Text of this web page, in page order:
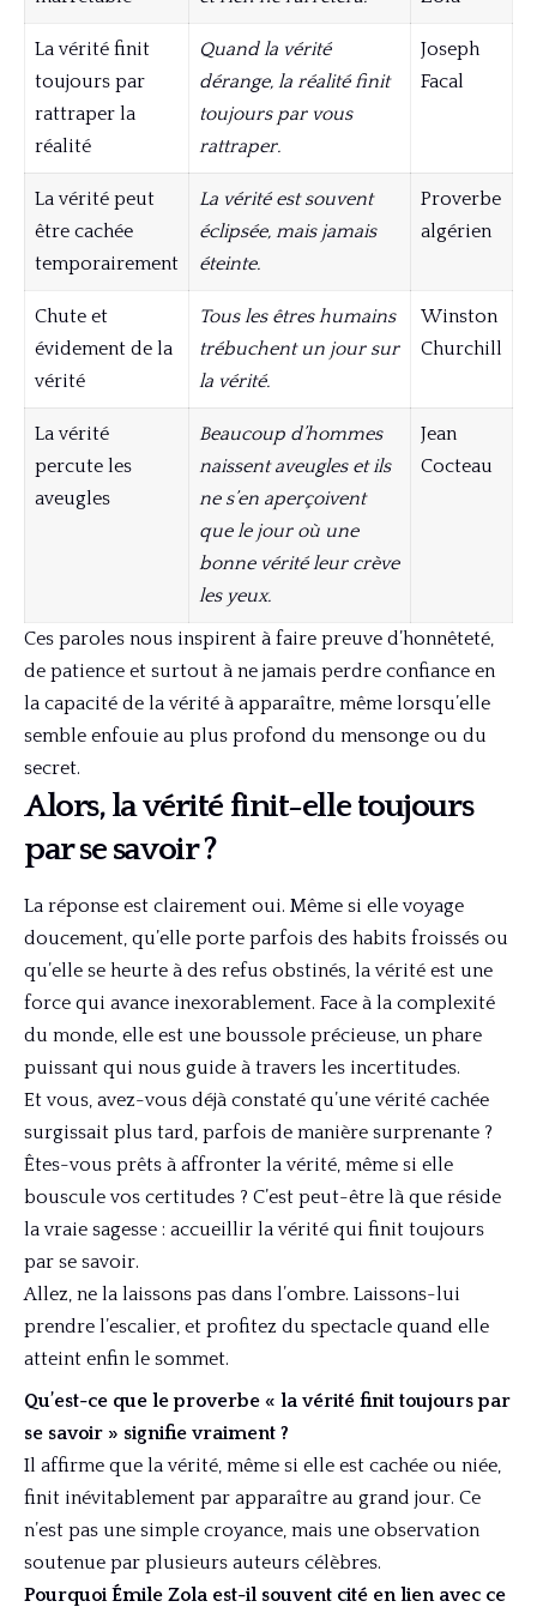
La vérité finit
toujours par
rattraper la
réalité
Quand la vérité
dérange, la réalité finit
toujours par vous
rattraper.
Joseph
Facal
La vérité peut
être cachée
temporairement
La vérité est souvent
éclipsée, mais jamais
éteinte.
Proverbe
algérien
Chute et
évidement de la
vérité
Tous les êtres humains
trébuchent un jour sur
la vérité.
Winston
Churchill
La vérité
percute les
aveugles
Beaucoup d’hommes
naissent aveugles et ils
ne s’en aperçoivent
que le jour où une
bonne vérité leur crève
les yeux.
Jean
Cocteau
Ces paroles nous inspirent à faire preuve d’honnêteté,
de patience et surtout à ne jamais perdre confiance en
la capacité de la vérité à apparaître, même lorsqu’elle
semble enfouie au plus profond du mensonge ou du
secret.
Alors, la vérité finit-elle toujours
par se savoir ?
La réponse est clairement oui. Même si elle voyage
doucement, qu’elle porte parfois des habits froissés ou
qu’elle se heurte à des refus obstinés, la vérité est une
force qui avance inexorablement. Face à la complexité
du monde, elle est une boussole précieuse, un phare
puissant qui nous guide à travers les incertitudes.
Et vous, avez-vous déjà constaté qu’une vérité cachée
surgissait plus tard, parfois de manière surprenante ?
Êtes-vous prêts à affronter la vérité, même si elle
bouscule vos certitudes ? C’est peut-être là que réside
la vraie sagesse : accueillir la vérité qui finit toujours
par se savoir.
Allez, ne la laissons pas dans l’ombre. Laissons-lui
prendre l’escalier, et profitez du spectacle quand elle
atteint enfin le sommet.
Qu’est-ce que le proverbe « la vérité finit toujours par
se savoir » signifie vraiment ?
Il affirme que la vérité, même si elle est cachée ou niée,
finit inévitablement par apparaître au grand jour. Ce
n’est pas une simple croyance, mais une observation
soutenue par plusieurs auteurs célèbres.
Pourquoi Émile Zola est-il souvent cité en lien avec ce